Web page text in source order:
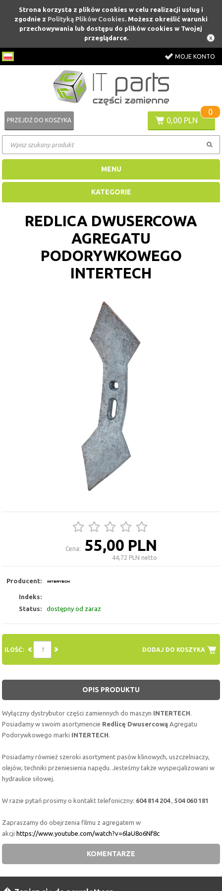
Strona korzysta z plików cookies w celu realizacji usług i
zgodnie z Polityką Plików Cookies. Możesz określić warunki
przechowywania lub dostępu do plików cookies w Twojej
przeglądarce.
MOJE KONTO
0,00 PLN
0
PRZEJDŹ DO KOSZYKA
MENU
KATEGORIE
REDLICA DWUSERCOWA
AGREGATU
PODORYWKOWEGO
INTERTECH
Cena: 55,00 PLN
44,72 PLN netto
Producent:
Indeks:
Status:
dostępny od zaraz
DODAJ DO KOSZYKA
ILOŚĆ:
OPIS PRODUKTU
Wyłączny dystrybutor części zamiennych do maszyn INTERTECH.
Posiadamy w swoim asortymencie Redlicę DwusercowąAgregatu
Podorywkowego marki INTERTECH.
Posiadamy również szeroki asortyment pasów klinowych, uszczelniaczy,
olejów, techniki przeniesienia napędu. Jesteśmy także wyspecjalizowani w
hydraulice siłowej.
W razie pytań prosimy o kontakt telefoniczny: 604 814 204,504 060 181
Zapraszamy do obejrzenia filmu z agregatem w
akcji https://www.youtube.com/watch?v=6laU8o6Nf8c
KOMENTARZE